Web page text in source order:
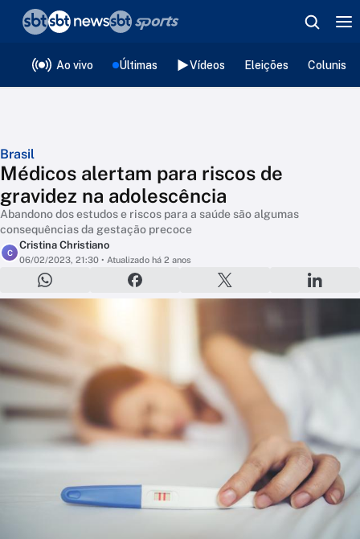
Ao vivo Últimas Vídeos Eleições
Brasil
Médicos alertam para riscos de
gravidez na adolescência
Abandono dos estudos e riscos para a saúde são algumas
consequências da gestação precoce
C
Cristina Christiano
06/02/2023, 21:30 • Atualizado há 2 anos
❮voltar
Editorias